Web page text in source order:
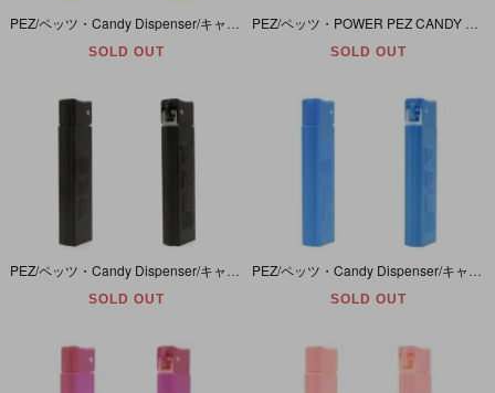
SOLD OUT SOLD OUT
SOLD OUT SOLD OUT